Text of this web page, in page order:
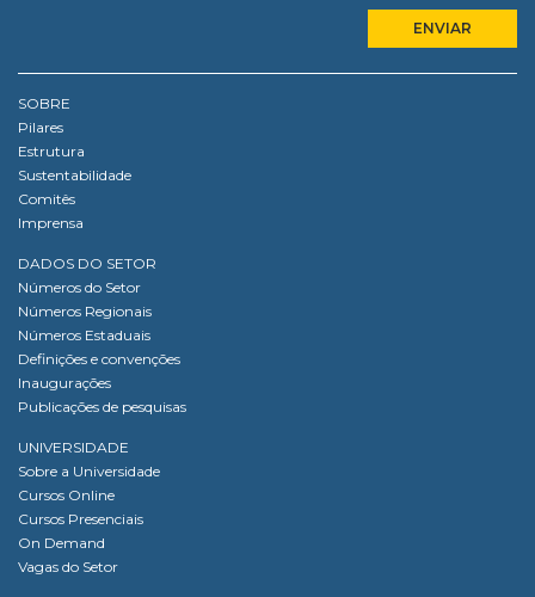
SOBRE
Pilares
Estrutura
Sustentabilidade
Comitês
Imprensa
DADOS DO SETOR
Números do Setor
Números Regionais
Números Estaduais
Definições e convenções
Inaugurações
Publicações de pesquisas
UNIVERSIDADE
Sobre a Universidade
Cursos Online
Cursos Presenciais
On Demand
Vagas do Setor